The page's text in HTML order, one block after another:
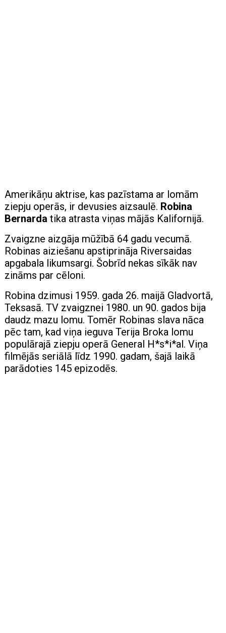
Amerikāņu aktrise, kas pazīstama ar lomām
ziepju operās, ir devusies aizsaulē. Robina
Bernarda tika atrasta viņas mājās Kalifornijā.
Zvaigzne aizgāja mūžībā 64 gadu vecumā.
Robinas aiziešanu apstiprināja Riversaidas
apgabala likumsargi. Šobrīd nekas sīkāk nav
zināms par cēloni.
Robina dzimusi 1959. gada 26. maijā Gladvortā,
Teksasā. TV zvaigznei 1980. un 90. gados bija
daudz mazu lomu. Tomēr Robinas slava nāca
pēc tam, kad viņa ieguva Terija Broka lomu
populārajā ziepju operā General H*s*i*al. Viņa
filmējās seriālā līdz 1990. gadam, šajā laikā
parādoties 145 epizodēs.